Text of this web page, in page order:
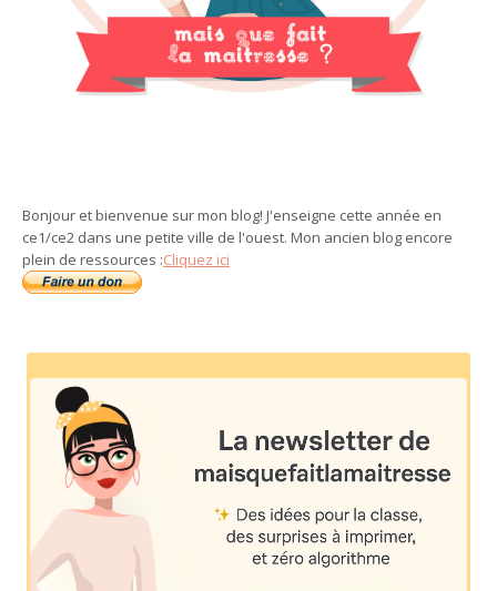
Bonjour et bienvenue sur mon blog! J'enseigne cette année en
ce1/ce2 dans une petite ville de l'ouest. Mon ancien blog encore
plein de ressources :Cliquez ici